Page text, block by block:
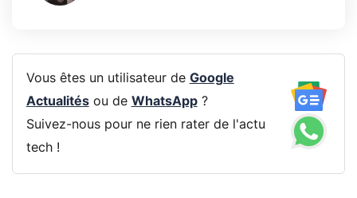
Vous êtes un utilisateur de Google
Actualitésou de WhatsApp?
Suivez-nous pour ne rien rater de l'actu
tech !